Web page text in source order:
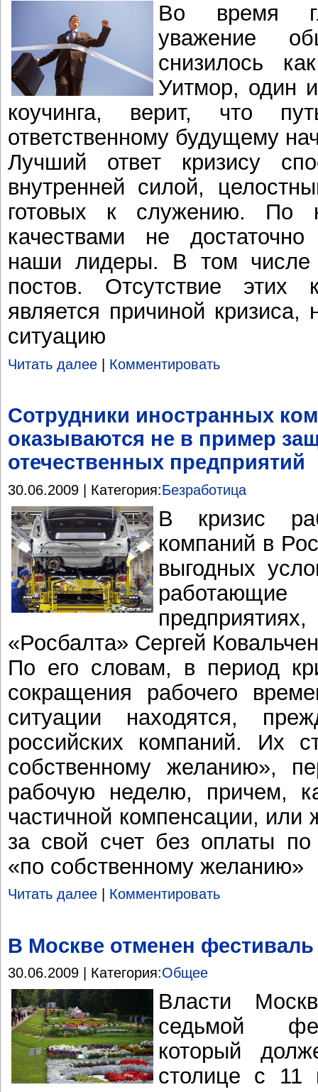
Во время
уважение
снизилось
Уитмор, один
коучинга, верит, что
ответственному будущему
Лучший ответ кризису
внутренней силой,
готовых к служению. По
качествами не
наши лидеры. В том
постов. Отсутствие
является причиной
ситуацию
Читать далее Комментировать
Сотрудники иностранных
оказываются не в пример
отечественных предприятий
30.06.2009 | Категория:Безработица
В кризис
компаний в
выгодных
«Росбалта» Сергей
По его словам, в период
сокращения рабочего
ситуации находятся,
российских компаний. Их
собственному желанию»,
рабочую неделю, причем,
частичной компенсации, или
за свой счет без оплаты
«по собственному желанию»
Читать далее Комментировать
В Москве отменен фестиваль
30.06.2009 | Категория:Общее
Власти
седьмой
который
столице с 11